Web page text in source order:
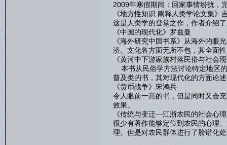
2009年寒假期间：回家事情纷扰，
《地方性知识 阐释人类学论文集》
这是人类学的登堂之作，作者介绍
《中国的现代化》罗兹曼
《海外研究中国书系》从海外的眼
济、文化各方面无所不包，其全面
《黄河中下游家族村落民俗与社会
本书从民俗学方法讨论特定地区
普及类的书，其对现代化的方面论
《货币战争》宋鸿兵
令人眼前一亮的书，但是同时又会
效果。
《传统与变迁—江浙农民的社会心
很少有著作能够定位到农民的心理
理。但是对农民群体进行了脸谱化